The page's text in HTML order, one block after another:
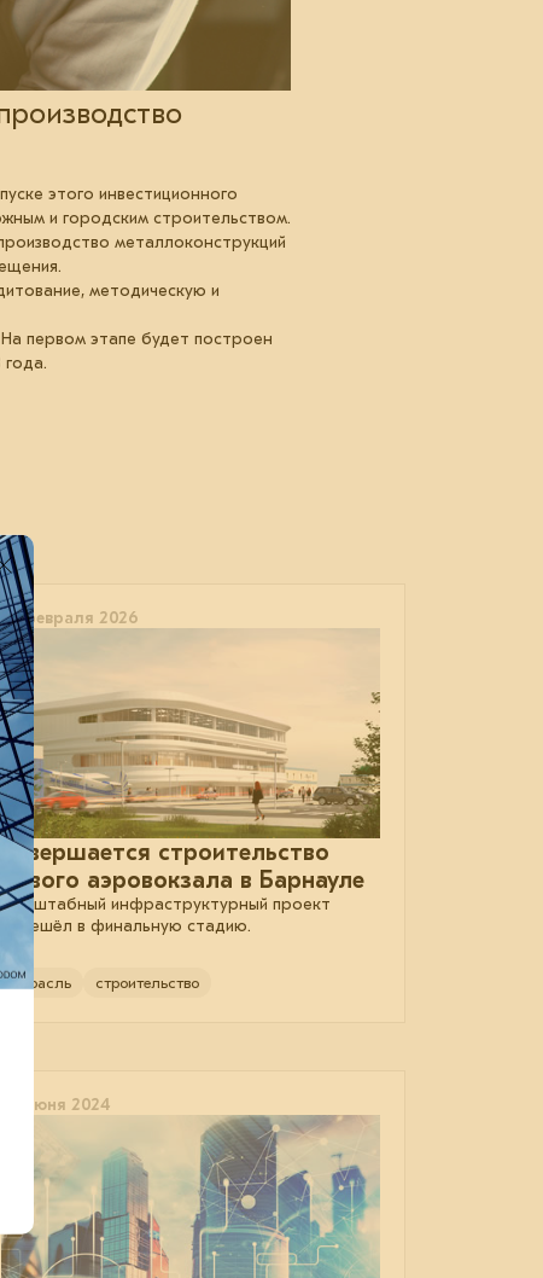
этого инвестиционного
и городским строительством.
металлоконструкций
методическую и
первом этапе будет построен
13 февраля 2026
Завершается строительство
нового аэровокзала в Барнауле
Масштабный инфраструктурный проект
перешёл в финальную стадию.
отрасль строительство
05 июня 2024